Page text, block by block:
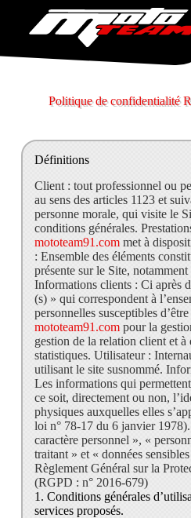
s
n
Politique de confidentialité
Définitions
Client : tout professionnel ou
au sens des articles 1123 et
personne morale, qui visite le
conditions générales.
mototeam91.commet à
: Ensemble des éléments
présente sur le Site,
Informations clients : Ci après
(s) » qui correspondent à
personnelles susceptibles
mototeam91.compour la
gestion de la relation client et à
statistiques. Utilisateur :
utilisant le site susnommé.
Les informations qui
ce soit, directement ou non,
physiques auxquelles elles
loi n° 78-17 du 6 janvier
caractère personnel », «
traitant » et « données
Règlement Général sur la
(RGPD : n° 2016-679)
1. Conditions générales
services proposés.